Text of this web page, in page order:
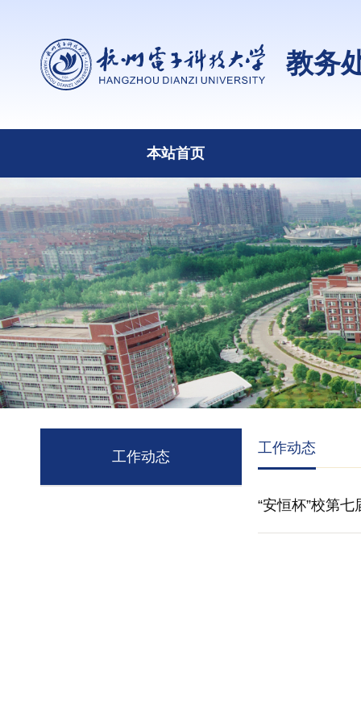
教务
本站首页
工作动态
工作动态
“安恒杯”校第